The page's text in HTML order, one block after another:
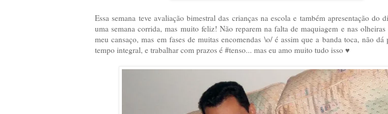
Essa semana teve avaliação bimestral das crianças na escola e também apresentação do
uma semana corrida, mas muito feliz! Não reparem na falta de maquiagem e nas olheiras
meu cansaço, mas em fases de muitas encomendas \o/ é assim que a banda toca, não dá
tempo integral, e trabalhar com prazos é #tenso... mas eu amo muito tudo isso ♥